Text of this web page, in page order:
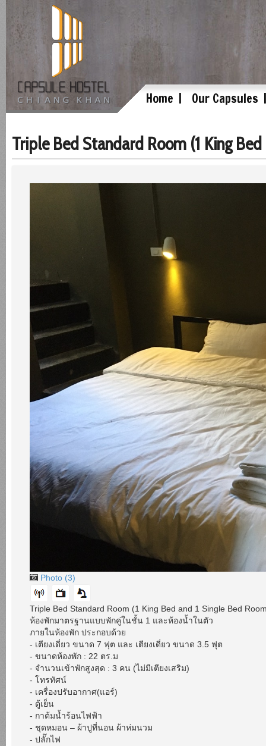
Home Our Capsules
Triple Bed Standard Room (1 King
Photo (3)
Triple Bed Standard Room (1 King Bed and 1 Single Bed
ห้องพักมาตรฐานแบบพักคู่ในชั้น 1 และห้องน้ำในตัว
ภายในห้องพัก ประกอบด้วย
- เตียงเดี่ยว ขนาด 7 ฟุต และ เตียงเดี่ยว ขนาด 3.5 ฟุต
- ขนาดห้องพัก : 22 ตร.ม
- จำนวนเข้าพักสูงสุด : 3 คน (ไม่มีเตียงเสริม)
- โทรทัศน์
- เครื่องปรับอากาศ(แอร์)
- ตู้เย็น
- กาต้มน้ำร้อนไฟฟ้า
- ชุดหมอน – ผ้าปูที่นอน ผ้าห่มนวม
- ปลั๊กไฟ